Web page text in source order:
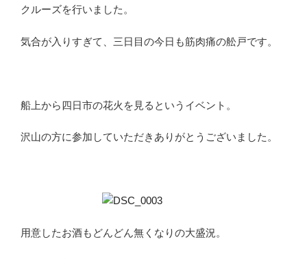
クルーズを行いました。
気合が入りすぎて、三日目の今日も筋肉痛の舩戸です。
船上から四日市の花火を見るというイベント。
沢山の方に参加していただきありがとうございました。
用意したお酒もどんどん無くなりの大盛況。